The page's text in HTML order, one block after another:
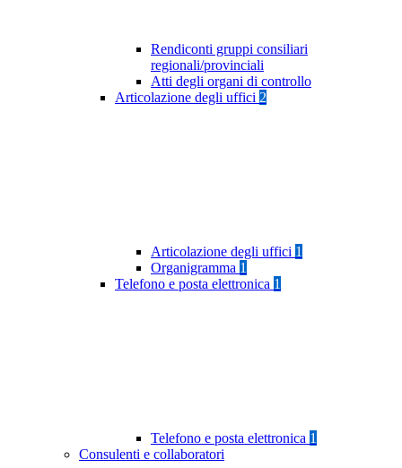
Rendiconti gruppi consiliari
regionali/provinciali
Atti degli organi di controllo
Articolazione degli uffici 2
Articolazione degli uffici 1
Organigramma 1
Telefono e posta elettronica 1
Telefono e posta elettronica 1
Consulenti e collaboratori